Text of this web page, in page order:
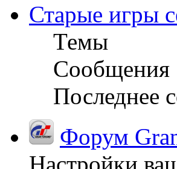
Старые игры
Темы
Сообщения
Последнее
Форум
Настройки